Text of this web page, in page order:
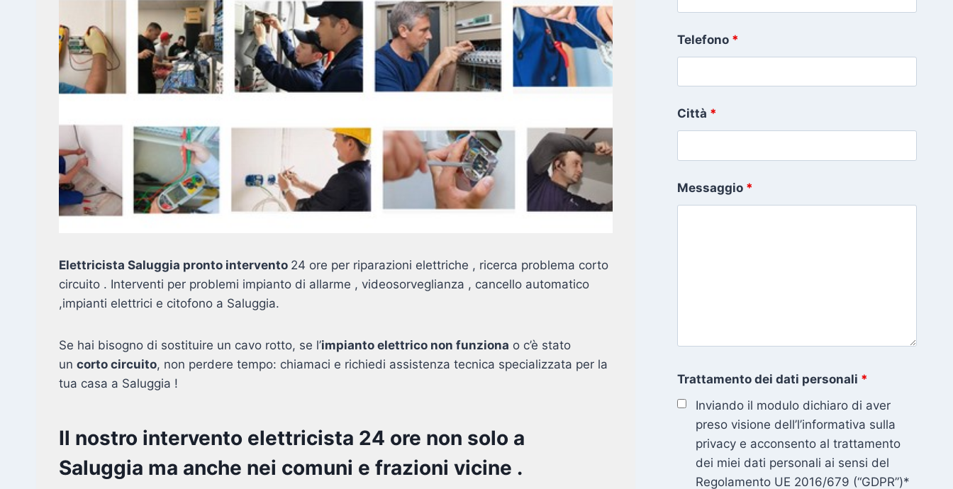
Elettricista Saluggia pronto intervento 24 ore per riparazioni elettriche , ricerca problema corto
circuito . Interventi per problemi impianto di allarme , videosorveglianza , cancello automatico
,impianti elettrici e citofono a Saluggia.
Se hai bisogno di sostituire un cavo rotto, se l’impianto elettrico non funziona o c’è stato
un corto circuito, non perdere tempo: chiamaci e richiedi assistenza tecnica specializzata per la
tua casa a Saluggia !
Il nostro intervento elettricista 24 ore non solo a
Saluggia ma anche nei comuni e frazioni vicine .
Telefono *
Città *
Messaggio *
Trattamento dei dati personali *
Inviando il modulo dichiaro di aver
preso visione dell’l’informativa sulla
privacy e acconsento al trattamento
dei miei dati personali ai sensi del
Regolamento UE 2016/679 (“GDPR”)*